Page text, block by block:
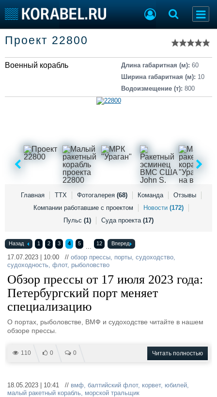
Тип судна
Добавить судно
Добавить проект
Последние 100
Пульс
Работа
Крюинг
Журнал
Торговая площадка
Доска объявлений
Материалы
Услуги
Конференции
Выставки и семинары
Словарь
Флот
Галерея флота
Отзывы
Все службы
Проект 22800
Военный корабль Длина габаритная (м): 60
Ширина габаритная (м): 10
Водоизмещение (т): 800
Главная ТТХ Фотогалерея (68) Команда
Отзывы
Компании работавшие с проектом
Новости (172)
Пульс (1) Суда проекта (17)
Назад 1 2 3 4 5 ... 12 Вперед
17.07.2023 | 10:00 // обзор прессы, порты, судоходство,
судоходность, флот, рыболовство
Обзор прессы от 17 июля 2023 года:
Петербургский порт меняет
специализацию
О портах, рыболовстве, ВМФ и судоходстве читайте в нашем
обзоре прессы.
110 0 0 Читать полностью
18.05.2023 | 10:41 // вмф, балтийский флот, корвет, юбилей,
малый ракетный корабль, морской тральщик